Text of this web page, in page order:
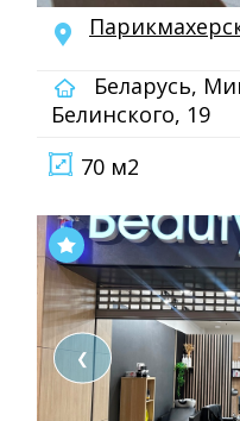
Беларусь,
Белинского, 19
70 м2
❮